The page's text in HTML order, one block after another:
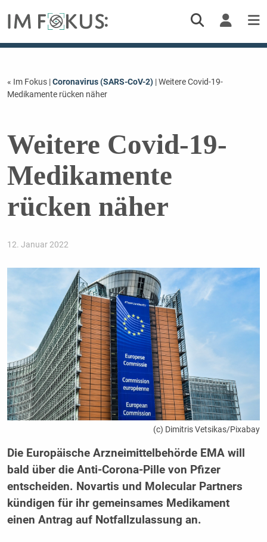
« Im Fokus |Coronavirus (SARS-CoV-2)| Weitere Covid-19-
Medikamente rücken näher
Weitere Covid-19-
Medikamente
rücken näher
12. Januar 2022
(c) Dimitris Vetsikas/Pixabay
Die Europäische Arzneimittelbehörde EMA will
bald über die Anti-Corona-Pille von Pfizer
entscheiden. Novartis und Molecular Partners
kündigen für ihr gemeinsames Medikament
einen Antrag auf Notfallzulassung an.